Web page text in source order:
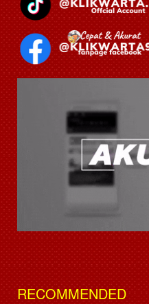
RECOMMENDED